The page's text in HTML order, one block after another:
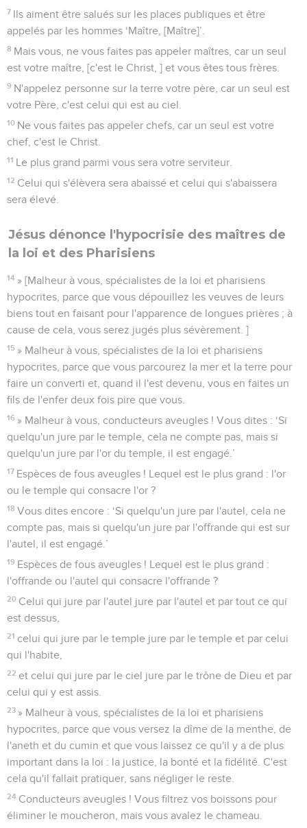
7 Ils aiment être salués sur les places publiques et être
appelés par les hommes ‘Maître, [Maître]’.
8 Mais vous, ne vous faites pas appeler maîtres, car un seul
est votre maître, [c'est le Christ, ] et vous êtes tous frères.
9 N'appelez personne sur la terre votre père, car un seul est
votre Père, c'est celui qui est au ciel.
10 Ne vous faites pas appeler chefs, car un seul est votre
chef, c'est le Christ.
11 Le plus grand parmi vous sera votre serviteur.
12 Celui qui s'élèvera sera abaissé et celui qui s'abaissera
sera élevé.
Jésus dénonce l'hypocrisie des maîtres de
la loi et des Pharisiens
14 » [Malheur à vous, spécialistes de la loi et pharisiens
hypocrites, parce que vous dépouillez les veuves de leurs
biens tout en faisant pour l'apparence de longues prières ; à
cause de cela, vous serez jugés plus sévèrement. ]
15 » Malheur à vous, spécialistes de la loi et pharisiens
hypocrites, parce que vous parcourez la mer et la terre pour
faire un converti et, quand il l'est devenu, vous en faites un
fils de l'enfer deux fois pire que vous.
16 » Malheur à vous, conducteurs aveugles ! Vous dites : ‘Si
quelqu'un jure par le temple, cela ne compte pas, mais si
quelqu'un jure par l'or du temple, il est engagé.’
17 Espèces de fous aveugles ! Lequel est le plus grand : l'or
ou le temple qui consacre l'or ?
18 Vous dites encore : ‘Si quelqu'un jure par l'autel, cela ne
compte pas, mais si quelqu'un jure par l'offrande qui est sur
l'autel, il est engagé.’
19 Espèces de fous aveugles ! Lequel est le plus grand :
l'offrande ou l'autel qui consacre l'offrande ?
20 Celui qui jure par l'autel jure par l'autel et par tout ce qui
est dessus,
21 celui qui jure par le temple jure par le temple et par celui
qui l'habite,
22 et celui qui jure par le ciel jure par le trône de Dieu et par
celui qui y est assis.
23 » Malheur à vous, spécialistes de la loi et pharisiens
hypocrites, parce que vous versez la dîme de la menthe, de
l'aneth et du cumin et que vous laissez ce qu'il y a de plus
important dans la loi : la justice, la bonté et la fidélité. C'est
cela qu'il fallait pratiquer, sans négliger le reste.
24 Conducteurs aveugles ! Vous filtrez vos boissons pour
éliminer le moucheron, mais vous avalez le chameau.